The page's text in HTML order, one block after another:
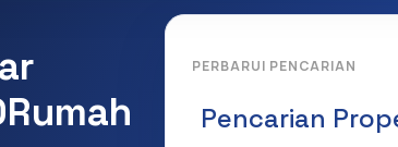
PERBARUI PENCARIAN
Pencarian